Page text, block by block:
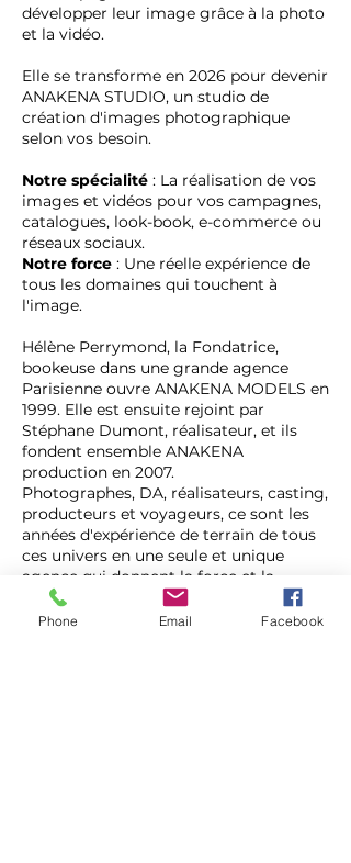
développer leur image grâce à la photo
et la vidéo.
Elle se transforme en 2026 pour devenir
ANAKENA STUDIO, un studio de
création d'images photographique
selon vos besoin.
Notre spécialité : La réalisation de vos
images et vidéos pour vos campagnes,
catalogues, look-book, e-commerce ou
réseaux sociaux.
Notre force : Une réelle expérience de
tous les domaines qui touchent à
l'image.
​Hélène Perrymond, la Fondatrice,
bookeuse dans une grande agence
Parisienne ouvre ANAKENA MODELS en
1999. Elle est ensuite rejoint par
Stéphane Dumont, réalisateur, et ils
fondent ensemble ANAKENA
production en 2007.
​Photographes, DA, réalisateurs, casting,
producteurs et voyageurs, ce sont les
années d'expérience de terrain de tous
ces univers en une seule et unique
agence qui donnent la force et la
singularité d'ANAKENA.
Phone Email Facebook